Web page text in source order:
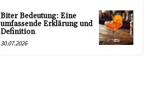
Biter Bedeutung: Eine
umfassende Erklärung und
Definition
30.07.2026